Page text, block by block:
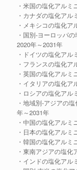
・米国の塩化アルミ
・カナダの塩化ア
・メキシコの塩化
・国別-ヨーロッパ
2020年～2031年
・ドイツの塩化ア
・フランスの塩化
・英国の塩化アルミ
・イタリアの塩化
・ロシアの塩化ア
・地域別-アジアの
年～2031年
・中国の塩化アルミ
・日本の塩化アルミ
・韓国の塩化アルミ
・東南アジアの塩
・インドの塩化ア